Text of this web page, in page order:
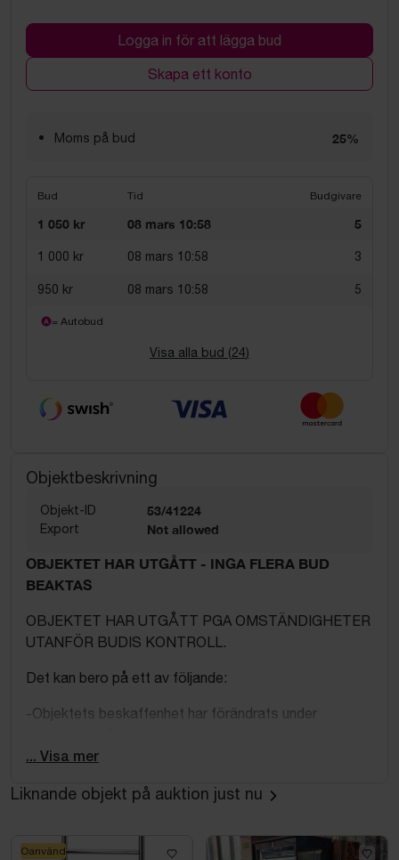
Logga in för att lägga bud
Skapa ett konto
Moms på bud 25%
Bud Tid Budgivare
1 050 kr 08 mars 10:58 5
1 000 kr 08 mars 10:58 3
950 kr 08 mars 10:58 5
= Autobud
Visa alla bud (24)
Objektbeskrivning
Objekt-ID 53/41224
Export Not allowed
OBJEKTET HAR UTGÅTT - INGA FLERA BUD
BEAKTAS
OBJEKTET HAR UTGÅTT PGA OMSTÄNDIGHETER
UTANFÖR BUDIS KONTROLL.
Det kan bero på ett av följande:
-Objektets beskaffenhet har förändrats under
verkligheten
behöva kompletteras med delar. Behöver demonteras
... Visa mer
Liknande objekt på auktion just nu
Oanvänd